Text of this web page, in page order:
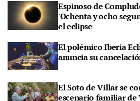
Espinoso de
'Ochenta y ocho
el eclipse
El polémico Iberia
anuncia su
El Soto de Villar se
escenario familiar